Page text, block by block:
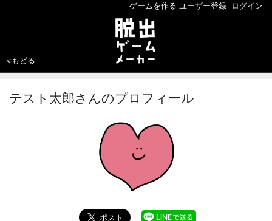
ゲームを作る ユーザー登録 ログイン
<もどる
テスト太郎さんのプロフィール